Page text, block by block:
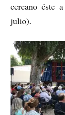
cercano éste
julio).